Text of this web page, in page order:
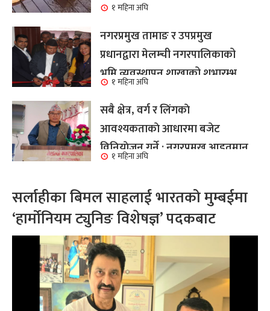
१ महिना अघि
नगरप्रमुख तामाङ र उपप्रमुख
प्रधानद्वारा मेलम्ची नगरपालिकाको
भूमि व्यवस्थापन शाखाको शुभारम्भ
कार्य सम्पन्न
१ महिना अघि
सबै क्षेत्र, वर्ग र लिंगकाे
आवश्यकताकाे आधारमा बजेट
विनियाेजन गर्ने : नगरप्रमुख आइतमान
तामाङ
१ महिना अघि
सर्लाहीका बिमल साहलाई भारतको मुम्बईमा
‘हार्मोनियम ट्युनिङ विशेषज्ञ’ पदकबाट
सम्मानित